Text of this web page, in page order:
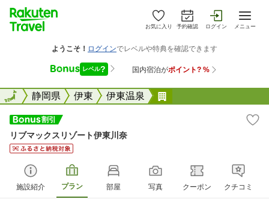
お気に入り 予約確認 ログイン メニュー
全国静岡県 伊東 伊東温泉
全国
リブマックスリゾート伊東川奈
施設紹介 プラン 部屋 写真 クーポン クチコミ